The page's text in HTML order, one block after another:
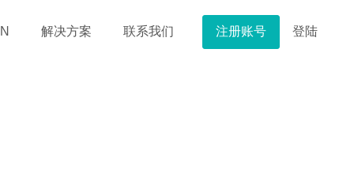
解决方案 联系我们 注册账号 登陆